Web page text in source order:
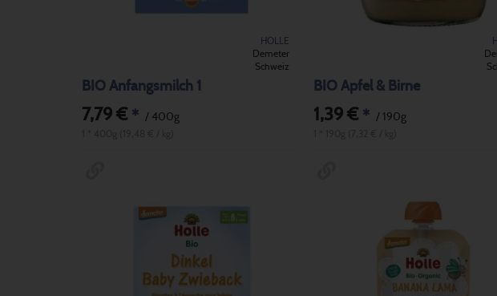
HOLLE
Demeter
Schweiz
BIO Anfangsmilch 1
7,79 € * / 400g
BIO Apfel & Birne
1,39 €* / 190g